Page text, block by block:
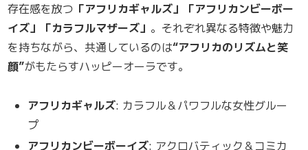
存在感を放つ 「アフリカギャルズ」「アフリカンビーボー
イズ」「カラフルマザーズ」 。それぞれ異なる特徴や魅力
を持ちながら、共通しているのは“アフリカのリズムと笑
顔”がもたらすハッピーオーラです。
アフリカギャルズ: カラフル＆パワフルな女性グルー
プ
アフリカンビーボーイズ: アクロバティック＆コミカ